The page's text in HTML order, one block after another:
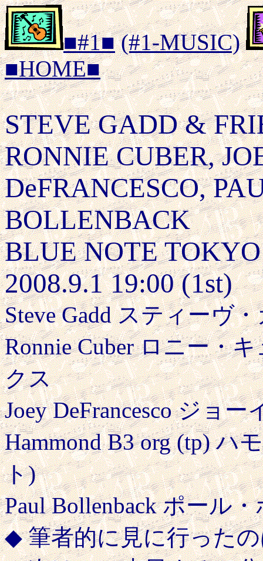
■#1■ (#1-MUSIC)
■HOME■
STEVE GADD &
RONNIE CUBER,
DeFRANCESCO,
BOLLENBACK
BLUE NOTE TOKYO
2008.9.1 19:00 (1st)
Steve Gadd スティーヴ
Ronnie Cuber ロニー・
クス
Joey DeFrancesco ジョ
Hammond B3 org (tp) ハ
ト)
Paul Bollenback ポール
◆ 筆者的に見に行った